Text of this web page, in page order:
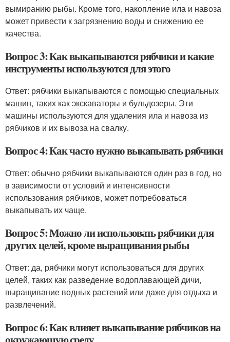
вымиранию рыбы. Кроме того, накопление ила и навоза
может привести к загрязнению воды и снижению ее
качества.
Вопрос 3: Как выкапываются рябчики и какие
инструменты используются для этого
Ответ: рябчики выкапываются с помощью специальных
машин, таких как экскаваторы и бульдозеры. Эти
машины используются для удаления ила и навоза из
рябчиков и их вывоза на свалку.
Вопрос 4: Как часто нужно выкапывать рябчики
Ответ: обычно рябчики выкапываются один раз в год, но
в зависимости от условий и интенсивности
использования рябчиков, может потребоваться
выкапывать их чаще.
Вопрос 5: Можно ли использовать рябчики для
других целей, кроме выращивания рыбы
Ответ: да, рябчики могут использоваться для других
целей, таких как разведение водоплавающей дичи,
выращивание водных растений или даже для отдыха и
развлечений.
Вопрос 6: Как влияет выкапывание рябчиков на